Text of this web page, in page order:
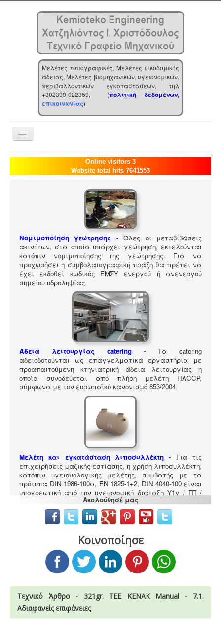
Μελέτες τοπογραφικές, Μελέτες οικοδομικής
άδειας, Μελέτες βιομηχανικών, υγειονομικών,
περιβαλλοντικών εγκαταστάσεων, τηλ
+302399-022359, (πολιτική δεδομένων,
επικοινωνίας)
Toggle
Navigation
Αρχική
Επιχείρηση
Αναζήτηση
Online visitors 3
Website total hits 7641553
Νομιμοποίηση γεώτρησης - Όλες οι μεταβιβάσεις
ακινήτων, στα οποία υπάρχει γεώτρηση, εκτελούνται
κατόπιν νομιμοποίησης της γεώτρησης. Για να
προχωρήσει η συμβολαιογραφική πράξη θα πρέπει να
έχει εκδοθεί κωδικός ΕΜΣΥ ενεργού ή ανενεργού
σημείου υδροληψίας
Άδεια λειτουργίας catering -
Τα catering
αδειοδοτούνται ως επαγγελματικά εργαστήρια με
προαπαιτούμενη κτηνιατρική άδεια λειτουργίας η
οποία συνοδεύεται από πλήρη μελέτη HACCP,
σύμφωνα με τον ευρωπαϊκό κανονισμό 853/2004.
Μελέτη και εγκατάσταση λιποσυλλέκτη -
Για τις
επιχειρήσεις μαζικής εστίασης, η χρήση λιποσυλλέκτη,
κατόπιν υγειονολογικής μελέτης, συμβατής με τα
πρότυπα DIN 1986-100α, EN 1825-1+2, DIN 4040-100 είναι
υποχρεωτική από την υγειονομική διάταξη Υ1γ / ΓΠ /
Υγρά απόβλητα παραγωγής καλλυντικών -
υγρά απόβλητα από την παραγωγή καλλυντικών
ελέγχονται ως προς τις απαιτήσεις επεξεργασίας
μέσα από ειδική μελέτη επεξεργασίας και διάθεσης
πριν την σύνδεση με το κεντρικό δίκτυο αποχέτευσης.
Ακολούθησέ μας
Κοινοποίησε
Τεχνικό Άρθρο - 321gr. ΤΕΕ ΚΕΝΑΚ Manual - 7.1.
Αδιαφανείς επιφάνειες